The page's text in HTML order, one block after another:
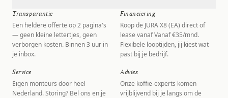
Transparantie
Een heldere offerte op 2 pagina's
— geen kleine lettertjes, geen
verborgen kosten. Binnen 3 uur in
je inbox.
Financiering
Koop de JURA X8 (EA) direct of
lease vanaf Vanaf €35/mnd.
Flexibele looptijden, jij kiest wat
past bij je bedrijf.
Service
Eigen monteurs door heel
Nederland. Storing? Bel ons en je
Advies
Onze koffie-experts komen
vrijblijvend bij je langs om de